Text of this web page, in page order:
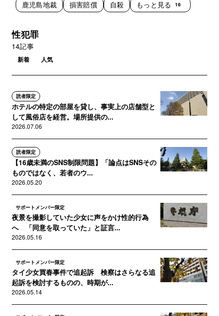
鹿児島地裁
損害賠償 自殺 もっと見る 16
性犯罪
14記事
新着 人気
読者限定
ホテルの特定の部屋を貸し、事実上の店舗型と
して風俗店を経営。場所提供の...
2026.07.06
読者限定
【16歳未満のSNS制限問題】「論点はSNSその
ものではなく、若者のウ...
2026.05.20
サポートメンバー限定
夜景を撮影していた少女に声をかけ性的行為
へ 「同意を取っていた」と証言...
2026.05.16
サポートメンバー限定
タイ少女買春事件で追起訴 検察はさらなる追
起訴を検討するものの、時期が...
2026.05.14